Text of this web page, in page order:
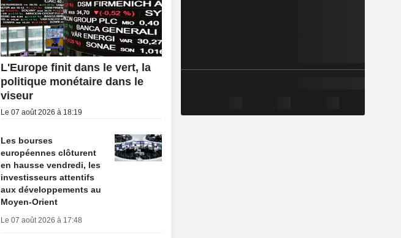
L'Europe finit dans le vert, la
politique monétaire dans le
viseur
Le 07 août 2026 à 18:19
Les bourses
européennes clôturent
en hausse vendredi, les
investisseurs attentifs
aux développements au
Moyen-Orient
Le 07 août 2026 à 17:48